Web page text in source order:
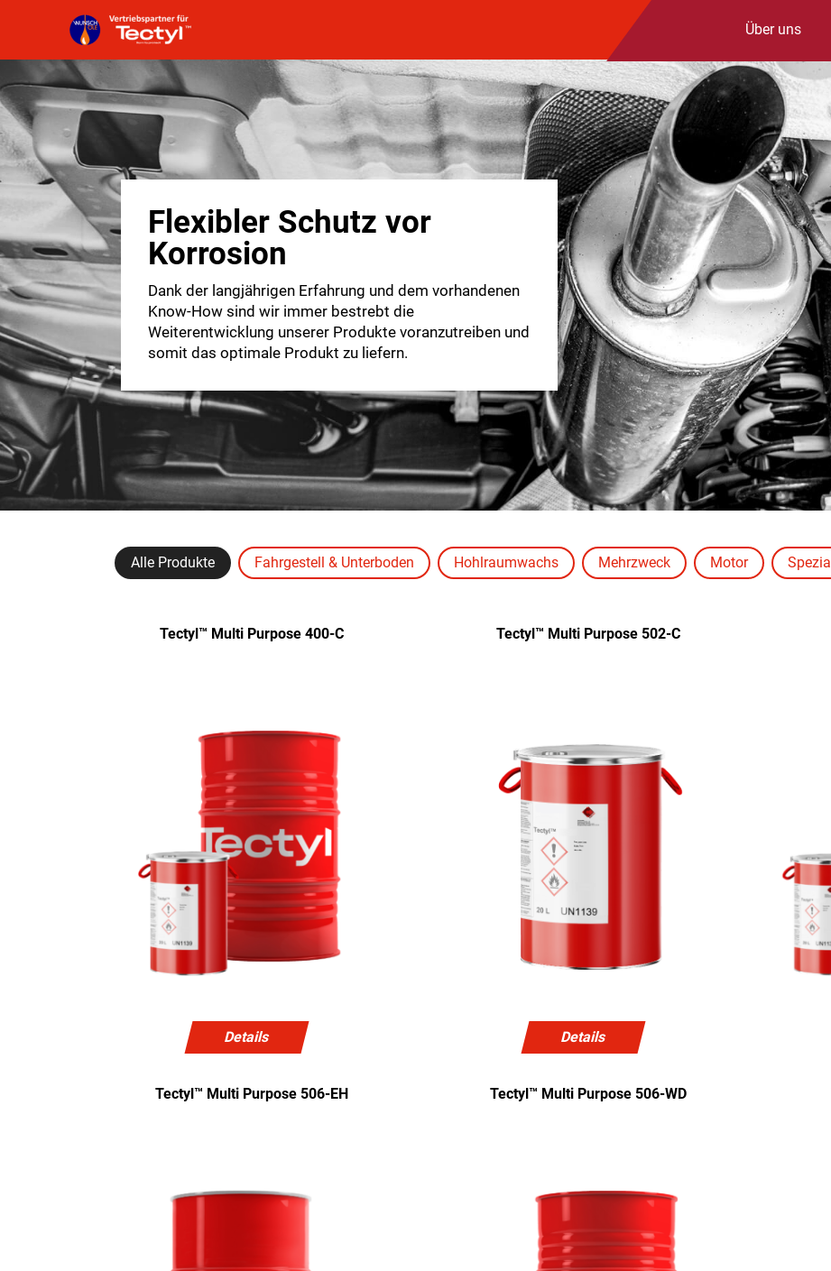
Über uns
Flexibler Schutz vor
Korrosion
Dank der langjährigen Erfahrung und dem vorhandenen
Know-How sind wir immer bestrebt die
Weiterentwicklung unserer Produkte voranzutreiben und
somit das optimale Produkt zu liefern.
Alle Produkte Fahrgestell & Unterboden Hohlraumwachs Mehrzweck Motor
Tectyl™ Multi Purpose 400-C
Details
Tectyl™ Multi Purpose 502-C
Details
Tectyl™ Multi Purpose 506-EH Tectyl™ Multi Purpose 506-WD